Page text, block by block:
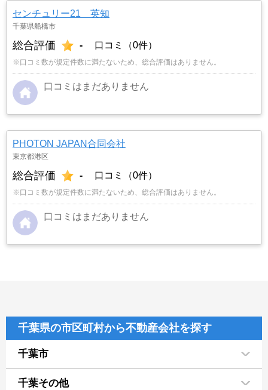
センチュリー21 英知
千葉県船橋市
総合評価 - 口コミ（0件）
※口コミ数が規定件数に満たないため、総合評価はありません。
口コミはまだありません
PHOTON JAPAN合同会社
東京都港区
総合評価 - 口コミ（0件）
※口コミ数が規定件数に満たないため、総合評価はありません。
口コミはまだありません
千葉県の市区町村から不動産会社を探す
千葉市
千葉その他